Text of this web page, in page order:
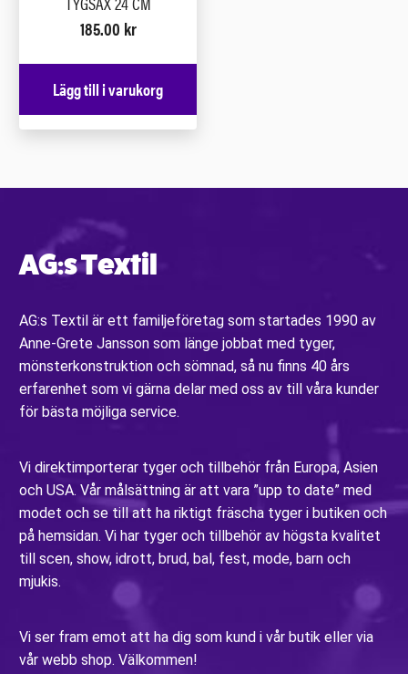
185.00 kr
Lägg till i varukorg
AG:s Textil
AG:s Textil är ett familjeföretag som startades 1990 av
Anne-Grete Jansson som länge jobbat med tyger,
mönsterkonstruktion och sömnad, så nu finns 40 års
erfarenhet som vi gärna delar med oss av till våra kunder
för bästa möjliga service.
Vi direktimporterar tyger och tillbehör från Europa, Asien
och USA. Vår målsättning är att vara ”upp to date” med
modet och se till att ha riktigt fräscha tyger i butiken och
på hemsidan. Vi har tyger och tillbehör av högsta kvalitet
till scen, show, idrott, brud, bal, fest, mode, barn och
mjukis.
Vi ser fram emot att ha dig som kund i vår butik eller via
vår webb shop. Välkommen!